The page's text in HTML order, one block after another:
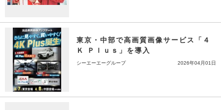
東京・中部で高画質画像サービス「４
Ｋ Ｐｌｕｓ」を導入
シーエーエーグループ 2026年04月01日